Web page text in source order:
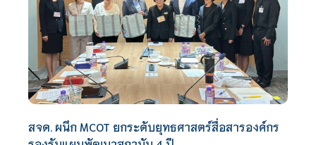
สจด. ผนึก MCOT ยกระดับยุทธศาสตร์สื่อสารองค์กร